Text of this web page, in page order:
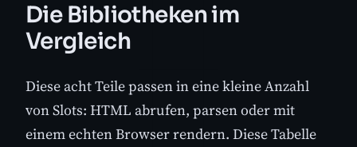
Die Bibliotheken im
Vergleich
Diese acht Teile passen in eine kleine Anzahl
von Slots: HTML abrufen, parsen oder mit
einem echten Browser rendern. Diese Tabelle